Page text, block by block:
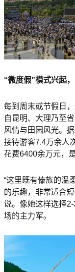
“微度假”模式兴起
每到周末或节假日
自昆明、大理乃至
风情与田园风光。
接待游客7.4万余人
花费6400余万元，
“这里既有傣族的温
的乐趣，非常适合
说。像她这样选择
场的主力军。